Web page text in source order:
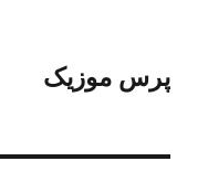
پرس موزیک